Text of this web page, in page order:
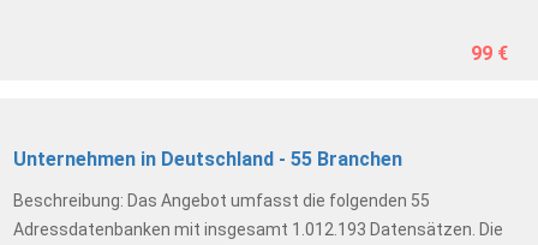
99 €
Unternehmen in Deutschland - 55 Branchen
Beschreibung: Das Angebot umfasst die folgenden 55
Adressdatenbanken mit insgesamt 1.012.193 Datensätzen. Die